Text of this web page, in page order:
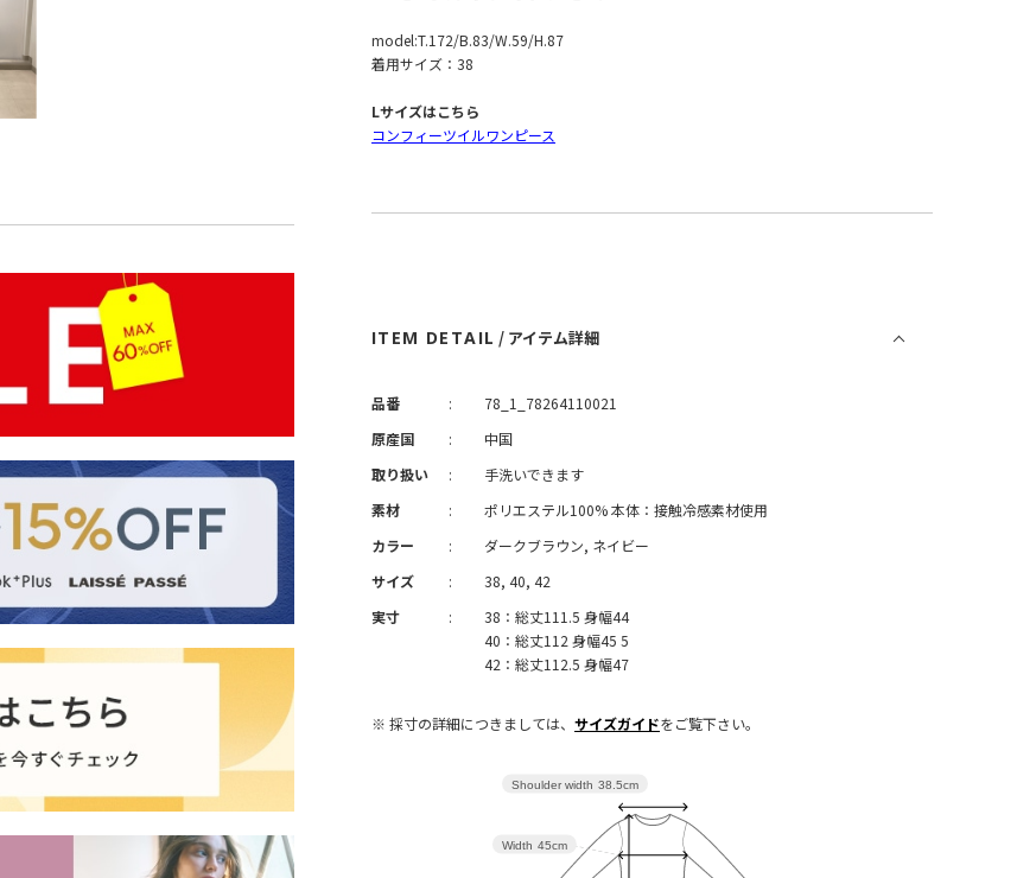
model:T.172/B.83/W.59/H.87
着用サイズ：38
Lサイズはこちら
コンフィーツイルワンピース
ITEM DETAIL / アイテム詳細
品番 :
78_1_78264110021
原産国
:
中国
取り扱い
:
手洗いできます
素材
:
ポリエステル100% 本体：接触冷感素材使用
カラー
:
ダークブラウン, ネイビー
サイズ
:
38, 40, 42
実寸
:
38：総丈111.5 身幅44
40：総丈112 身幅45 5
42：総丈112.5 身幅47
※ 採寸の詳細につきましては、サイズガイドをご覧下さい。
Width 45cm
Shoulder width 38.5cm